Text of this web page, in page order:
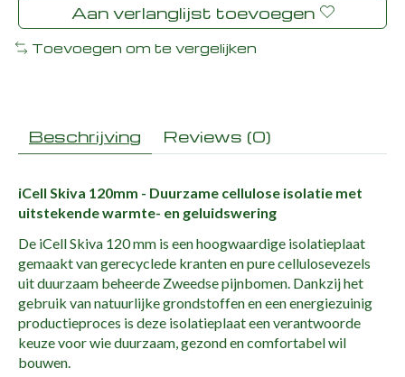
Aan verlanglijst toevoegen
Toevoegen om te vergelijken
Beschrijving Reviews (0)
iCell Skiva 120mm - Duurzame cellulose isolatie met
uitstekende warmte- en geluidswering
De iCell Skiva 120 mm is een hoogwaardige isolatieplaat
gemaakt van gerecyclede kranten en pure cellulosevezels
uit duurzaam beheerde Zweedse pijnbomen. Dankzij het
gebruik van natuurlijke grondstoffen en een energiezuinig
productieproces is deze isolatieplaat een verantwoorde
keuze voor wie duurzaam, gezond en comfortabel wil
bouwen.